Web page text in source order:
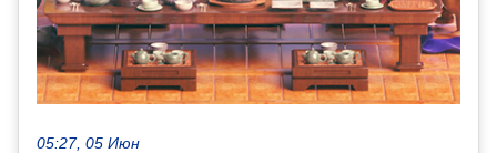
05:27, 05 Июн